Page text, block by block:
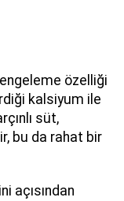
özelliği
kalsiyum ile
süt,
bu da rahat bir
açısından